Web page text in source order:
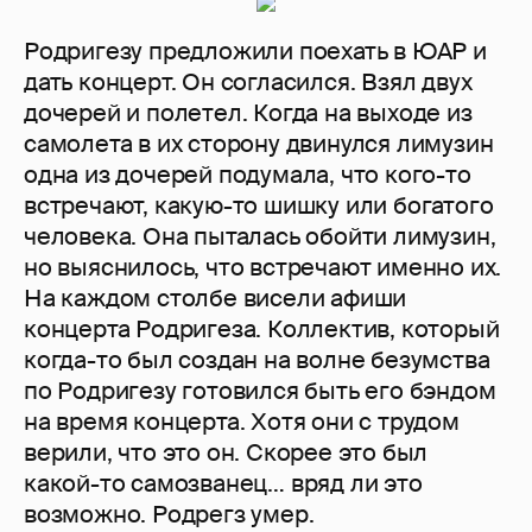
Родригезу предложили поехать в ЮАР и
дать концерт. Он согласился. Взял двух
дочерей и полетел. Когда на выходе из
самолета в их сторону двинулся лимузин
одна из дочерей подумала, что кого-то
встречают, какую-то шишку или богатого
человека. Она пыталась обойти лимузин,
но выяснилось, что встречают именно их.
На каждом столбе висели афиши
концерта Родригеза. Коллектив, который
когда-то был создан на волне безумства
по Родригезу готовился быть его бэндом
на время концерта. Хотя они с трудом
верили, что это он. Скорее это был
какой-то самозванец… вряд ли это
возможно. Родрегз умер.